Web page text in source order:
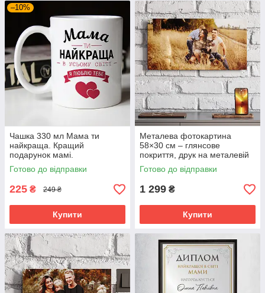
–10%
Чашка 330 мл Мама ти
найкраща. Кращий
подарунок мамі.
Готово до відправки
225 ₴ 249 ₴
Купити
Металева фотокартина
58×30 см – глянсове
покриття, друк на металевій
пластині.
Готово до відправки
1 299 ₴
Купити